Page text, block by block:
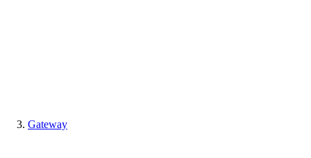
Gateway